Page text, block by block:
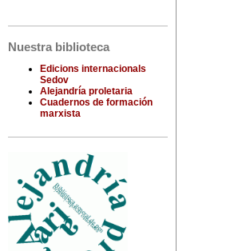
Nuestra biblioteca
Edicions internacionals
Sedov
Alejandría proletaria
Cuadernos de formación
marxista